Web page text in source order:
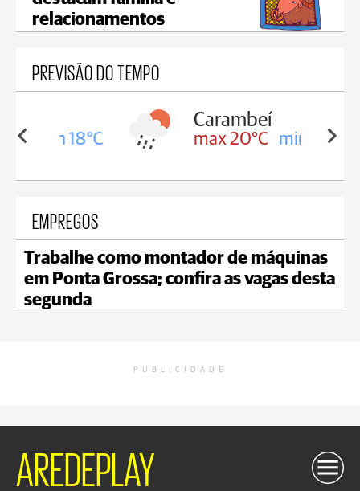
relacionamentos
PREVISÃO DO TEMPO
18°C
Carambeí
max 20°C min 18°C
EMPREGOS
Trabalhe como montador de máquinas
em Ponta Grossa; confira as vagas desta
segunda
PUBLICIDADE
AREDEPLAY